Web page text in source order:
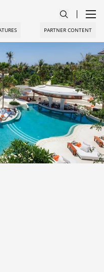
PARTNER CONTENT